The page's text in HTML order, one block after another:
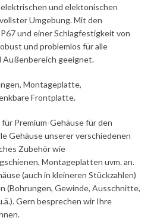
und elektonischen
Umgebung. Mit den
und einer Schlagfestigkeit von
und problemlos für alle
Außenbereich geeignet.
Montageplatte,
Frontplatte.
Premium-Gehäuse für den
Gehäuse unserer verschiedenen
Zubehör wie
Montageplatten uvm. an.
(auch in kleineren Stückzahlen)
(Bohrungen, Gewinde, Ausschnitte,
Gern besprechen wir Ihre